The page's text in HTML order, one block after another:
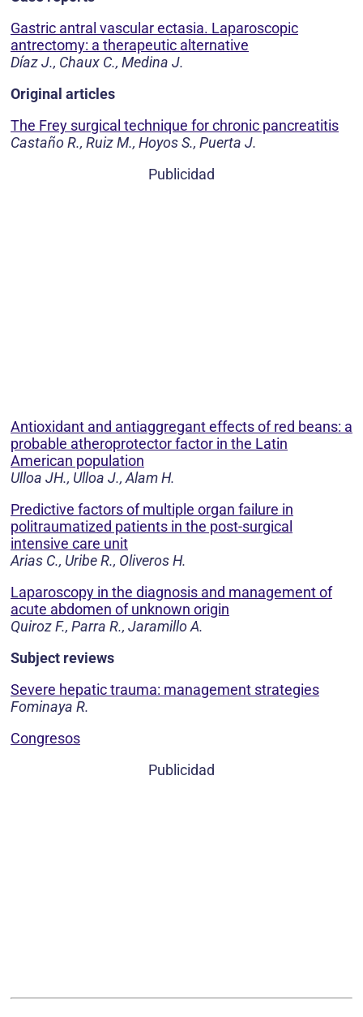
Gastric antral vascular ectasia. Laparoscopic
antrectomy: a therapeutic alternative
Díaz J., Chaux C., Medina J.
Original articles
The Frey surgical technique for chronic pancreatitis
Castaño R., Ruiz M., Hoyos S., Puerta J.
Publicidad
Antioxidant and antiaggregant effects of red beans: a
probable atheroprotector factor in the Latin
American population
Ulloa JH., Ulloa J., Alam H.
Predictive factors of multiple organ failure in
politraumatized patients in the post-surgical
intensive care unit
Arias C., Uribe R., Oliveros H.
Laparoscopy in the diagnosis and management of
acute abdomen of unknown origin
Quiroz F., Parra R., Jaramillo A.
Subject reviews
Severe hepatic trauma: management strategies
Fominaya R.
Congresos
Publicidad